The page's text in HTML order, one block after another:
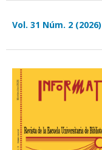
Vol. 31 Núm. 2 (2026)